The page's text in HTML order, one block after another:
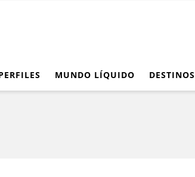
MUNDO LÍQUIDO DESTINOS